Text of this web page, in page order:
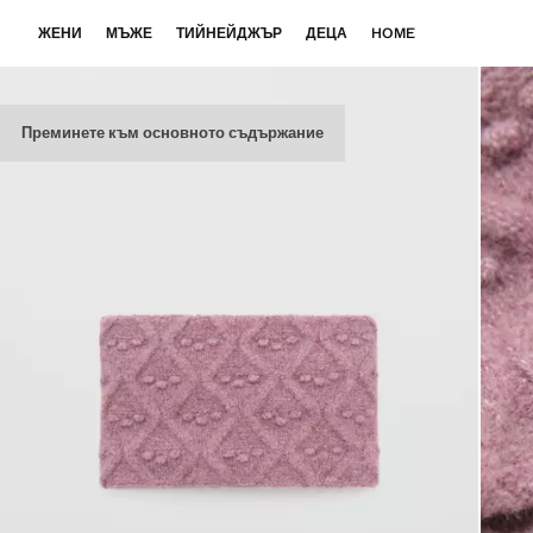
Преминете към основното съдържание
ЖЕНИ МЪЖЕ ТИЙНЕЙДЖЪР ДЕЦА HOME